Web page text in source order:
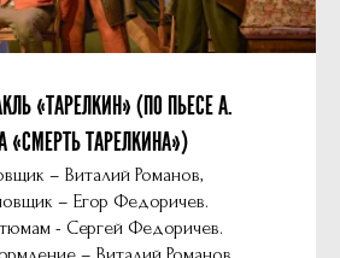
«ТАРЕЛКИН» (ПО ПЬЕСЕ А.
«СМЕРТЬ ТАРЕЛКИНА»)
– Виталий Романов,
– Егор Федоричев.
- Сергей Федоричев.